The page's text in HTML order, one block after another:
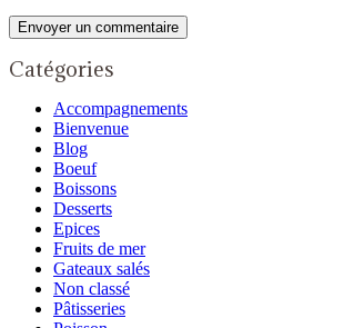
Catégories
Accompagnements
Bienvenue
Blog
Boeuf
Boissons
Desserts
Epices
Fruits de mer
Gateaux salés
Non classé
Pâtisseries